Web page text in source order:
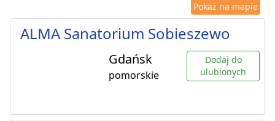
Pokaż na mapie
ALMA Sanatorium Sobieszewo
Gdańsk
pomorskie
Dodaj do
ulubionych